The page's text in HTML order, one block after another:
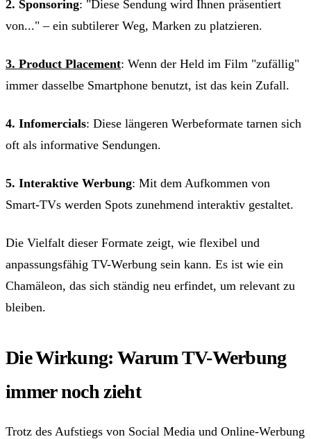
2. Sponsoring: "Diese Sendung wird Ihnen präsentiert
von..." – ein subtilerer Weg, Marken zu platzieren.
3. Product Placement: Wenn der Held im Film "zufällig"
immer dasselbe Smartphone benutzt, ist das kein Zufall.
4. Infomercials: Diese längeren Werbeformate tarnen sich
oft als informative Sendungen.
5. Interaktive Werbung: Mit dem Aufkommen von
Smart-TVs werden Spots zunehmend interaktiv gestaltet.
Die Vielfalt dieser Formate zeigt, wie flexibel und
anpassungsfähig TV-Werbung sein kann. Es ist wie ein
Chamäleon, das sich ständig neu erfindet, um relevant zu
bleiben.
Die Wirkung: Warum TV-Werbung
immer noch zieht
Trotz des Aufstiegs von Social Media und Online-Werbung